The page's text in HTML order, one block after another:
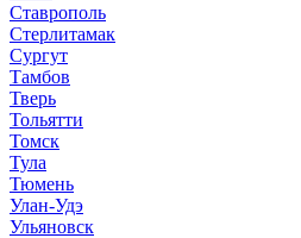
Ставрополь
Стерлитамак
Сургут
Тамбов
Тверь
Тольятти
Томск
Тула
Тюмень
Улан-Удэ
Ульяновск